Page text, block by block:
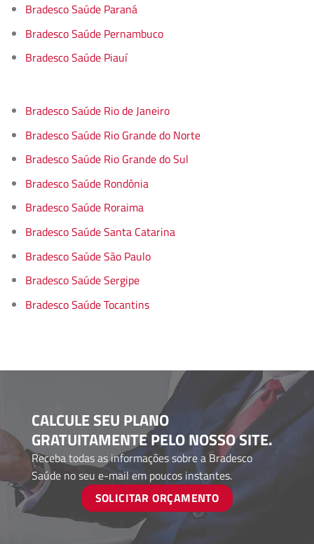
Bradesco Saúde Paraná
Bradesco Saúde Pernambuco
Bradesco Saúde Piauí
Bradesco Saúde Rio de Janeiro
Bradesco Saúde Rio Grande do Norte
Bradesco Saúde Rio Grande do Sul
Bradesco Saúde Rondônia
Bradesco Saúde Roraima
Bradesco Saúde Santa Catarina
Bradesco Saúde São Paulo
Bradesco Saúde Sergipe
Bradesco Saúde Tocantins
CALCULE SEU PLANO
GRATUITAMENTE PELO NOSSO SITE.
Receba todas as informações sobre a Bradesco
Saúde no seu e-mail em poucos instantes.
SOLICITAR ORÇAMENTO